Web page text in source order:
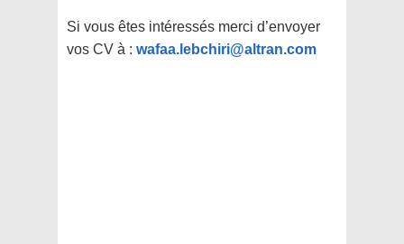
Si vous êtes intéressés merci d’envoyer
vos CV à : wafaa.lebchiri@altran.com